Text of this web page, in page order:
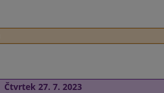
Čtvrtek 27. 7. 2023